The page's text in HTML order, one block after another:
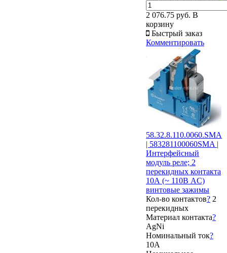
2 076.75 руб. В
корзину
Быстрый заказ
Комментировать
58.32.8.110.0060.SMA
| 583281100060SMA |
Интерфейсный
модуль реле; 2
перекидных контакта
10А (~ 110В AC)
винтовые зажимы
Кол-во контактов? 2
перекидных
Материал контакта?
AgNi
Номинальный ток?
10А